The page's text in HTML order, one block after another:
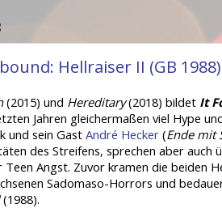
Hellraiser II (GB
(2015) und Hereditary(2018) bildet It
Jahren gleichermaßen viel Hype
und sein Gast André Hecker (Ende mit
des Streifens, sprechen aber
Angst. Zuvor kramen die beiden
Sadomaso-Horrors und
(1988).